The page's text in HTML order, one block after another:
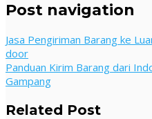
Post navigation
Jasa Pengiriman Barang ke
door
Panduan Kirim Barang dari
Gampang
Related Post